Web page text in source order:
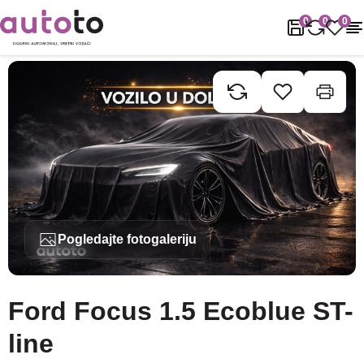
0 0 0
Naslovnica Rabljena vozila Ford Focus 1.5
Pogledajte fotogaleriju
Ford Focus 1.5 Ecoblue ST-
line